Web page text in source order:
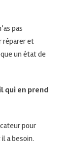
as pas
réparer et
un état de
qui en prend
pour
a besoin.